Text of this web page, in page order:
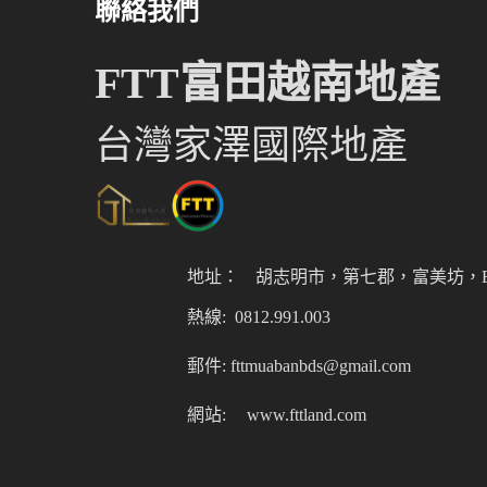
聯絡我們
FTT富田越南地產
台灣家澤國際地產
地址： 胡志明市，第七郡，富美坊，
熱線: 0812.991.003
郵件: fttmuabanbds@gmail.com
網站: www.fttland.com